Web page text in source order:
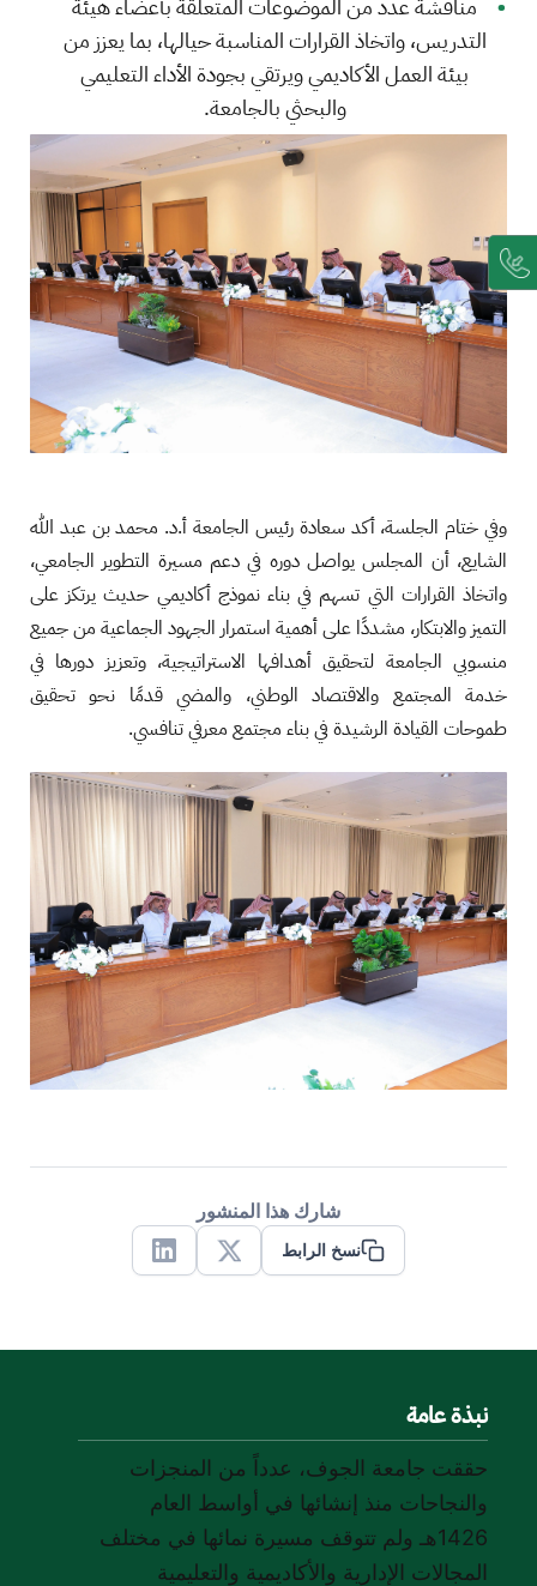
مناقشة عدد من الموضوعات المتعلقة بأعضاء هيئة
التدريس، واتخاذ القرارات المناسبة حيالها، بما يعزز من
بيئة العمل الأكاديمي ويرتقي بجودة الأداء التعليمي
والبحثي بالجامعة.
وفي ختام الجلسة، أكد سعادة رئيس الجامعة أ.د. محمد بن عبد الله
الشايع، أن المجلس يواصل دوره في دعم مسيرة التطوير الجامعي،
واتخاذ القرارات التي تسهم في بناء نموذج أكاديمي حديث يرتكز على
التميز والابتكار، مشددًا على أهمية استمرار الجهود الجماعية من جميع
منسوبي الجامعة لتحقيق أهدافها الاستراتيجية، وتعزيز دورها في
خدمة المجتمع والاقتصاد الوطني، والمضي قدمًا نحو تحقيق
طموحات القيادة الرشيدة في بناء مجتمع معرفي تنافسي.
شارك هذا المنشور
نسخ الرابط
X
Linkedin
نبذة عامة
حققت جامعة الجوف، عدداً من المنجزات
والنجاحات منذ إنشائها في أواسط العام
1426هـ ولم تتوقف مسيرة نمائها في مختلف
المجالات الإدارية والأكاديمية والتعليمية